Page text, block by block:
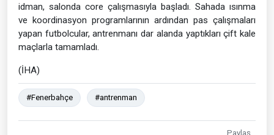
idman, salonda core çalışmasıyla başladı. Sahada ısınma
ve koordinasyon programlarının ardından pas çalışmaları
yapan futbolcular, antrenmanı dar alanda yaptıkları çift kale
maçlarla tamamladı.
(İHA)
#Fenerbahçe #antrenman
Paylaş